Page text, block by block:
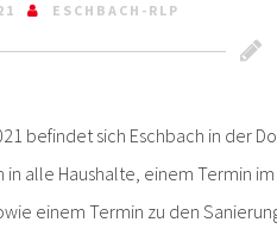
ESCHBACH-RLP
befindet sich Eschbach in der
in alle Haushalte, einem Termin
einem Termin zu den